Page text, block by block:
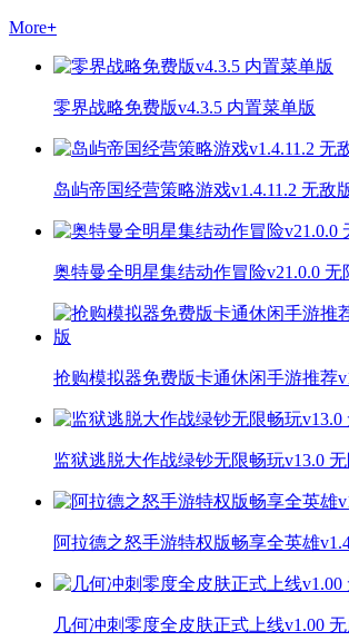
More+
零界战略免费版v4.3.5 内置菜单版
岛屿帝国经营策略游戏v1.4.11.2 无敌
奥特曼全明星集结动作冒险v21.0.0 无
抢购模拟器免费版卡通休闲手游推荐
监狱逃脱大作战绿钞无限畅玩v13.0
阿拉德之怒手游特权版畅享全英雄
几何冲刺零度全皮肤正式上线v1.00